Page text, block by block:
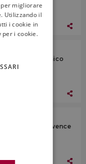
Chianti Classico
Côtes de Provence
ENGLISH
migliorare
Utilizzando il
i cookie in
per i cookie.